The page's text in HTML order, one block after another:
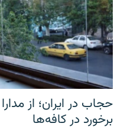
حجاب در ایران؛ از
برخورد در کافه‌ها